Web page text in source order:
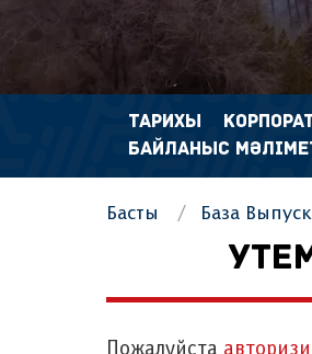
ТАРИХЫ
БАЙЛАНЫС
Басты База
Пожалуйста